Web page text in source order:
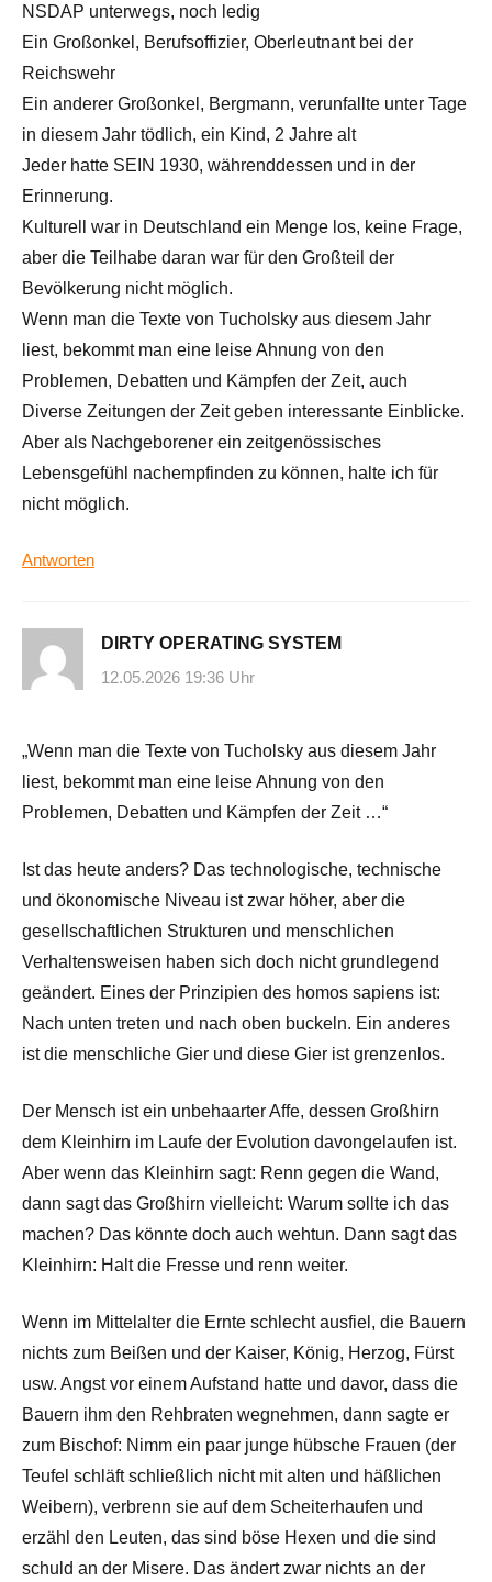
NSDAP unterwegs, noch ledig
Ein Großonkel, Berufsoffizier, Oberleutnant bei der
Reichswehr
Ein anderer Großonkel, Bergmann, verunfallte unter Tage
in diesem Jahr tödlich, ein Kind, 2 Jahre alt
Jeder hatte SEIN 1930, währenddessen und in der
Erinnerung.
Kulturell war in Deutschland ein Menge los, keine Frage,
aber die Teilhabe daran war für den Großteil der
Bevölkerung nicht möglich.
Wenn man die Texte von Tucholsky aus diesem Jahr
liest, bekommt man eine leise Ahnung von den
Problemen, Debatten und Kämpfen der Zeit, auch
Diverse Zeitungen der Zeit geben interessante Einblicke.
Aber als Nachgeborener ein zeitgenössisches
Lebensgefühl nachempfinden zu können, halte ich für
nicht möglich.
Antworten
DIRTY OPERATING SYSTEM
12.05.2026 19:36 Uhr
„Wenn man die Texte von Tucholsky aus diesem Jahr
liest, bekommt man eine leise Ahnung von den
Problemen, Debatten und Kämpfen der Zeit …“
Ist das heute anders? Das technologische, technische
und ökonomische Niveau ist zwar höher, aber die
gesellschaftlichen Strukturen und menschlichen
Verhaltensweisen haben sich doch nicht grundlegend
geändert. Eines der Prinzipien des homos sapiens ist:
Nach unten treten und nach oben buckeln. Ein anderes
ist die menschliche Gier und diese Gier ist grenzenlos.
Der Mensch ist ein unbehaarter Affe, dessen Großhirn
dem Kleinhirn im Laufe der Evolution davongelaufen ist.
Aber wenn das Kleinhirn sagt: Renn gegen die Wand,
dann sagt das Großhirn vielleicht: Warum sollte ich das
machen? Das könnte doch auch wehtun. Dann sagt das
Kleinhirn: Halt die Fresse und renn weiter.
Wenn im Mittelalter die Ernte schlecht ausfiel, die Bauern
nichts zum Beißen und der Kaiser, König, Herzog, Fürst
usw. Angst vor einem Aufstand hatte und davor, dass die
Bauern ihm den Rehbraten wegnehmen, dann sagte er
zum Bischof: Nimm ein paar junge hübsche Frauen (der
Teufel schläft schließlich nicht mit alten und häßlichen
Weibern), verbrenn sie auf dem Scheiterhaufen und
erzähl den Leuten, das sind böse Hexen und die sind
schuld an der Misere. Das ändert zwar nichts an der